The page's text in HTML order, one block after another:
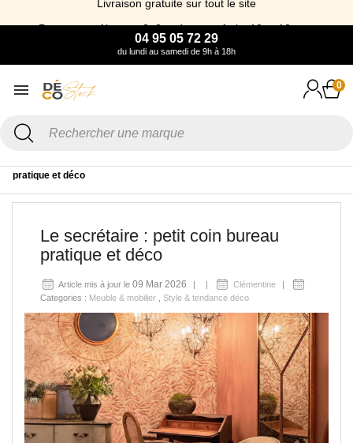
Payez avec Alma en 2, 3 et 4 x sans frais, 10 et 12 x >>
04 95 05 72 29
du lundi au samedi de 9h à 18h
0
pratique et déco
Le secrétaire : petit coin bureau
pratique et déco
Article mis à jour le 09 Mar 2026
Clémentine
Categories : Meuble & mobilier Style & tendance déco